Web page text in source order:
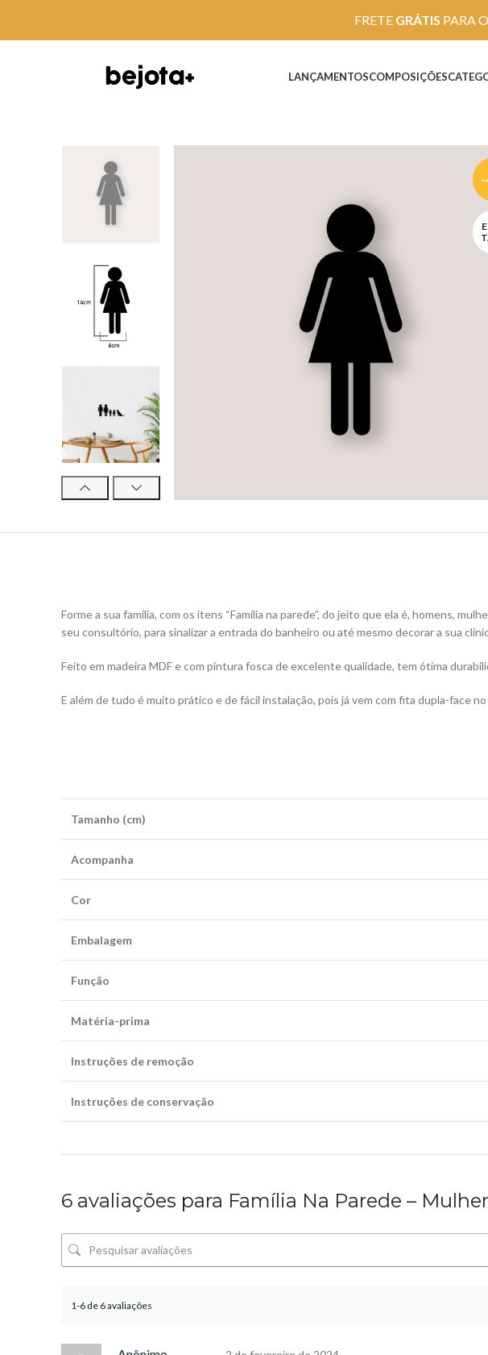
LANÇAMENTOSCOMPOSIÇÕES
Forme a sua família, com os itens “Família na parede”, do jeito que ela é, homens,
seu consultório, para sinalizar a entrada do banheiro ou até mesmo decorar a sua
Feito em madeira MDF e com pintura fosca de excelente qualidade, tem ótima
E além de tudo é muito prático e de fácil instalação, pois já vem com fita dupla-face
Tamanho (cm)
Acompanha
Cor
Embalagem
Função
Matéria-prima
Instruções de remoção
Instruções de conservação
6 avaliações para Família Na Parede – Mulher
1-6 de 6 avaliações
FRETE GRÁTIS PARA